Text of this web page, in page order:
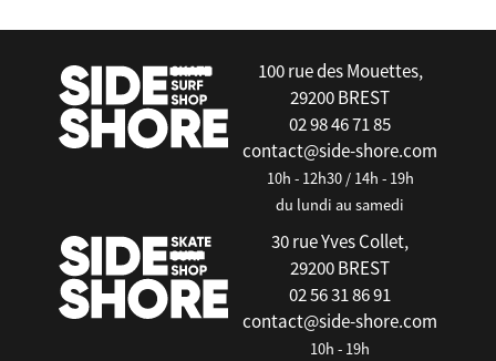
100 rue des Mouettes,
29200 BREST
02 98 46 71 85
contact@side-shore.com
10h - 12h30 / 14h - 19h
du lundi au samedi
30 rue Yves Collet,
29200 BREST
02 56 31 86 91
contact@side-shore.com
10h - 19h